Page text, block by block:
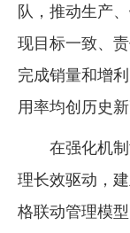
队，推动生产
现目标一致、
完成销量和增
用率均创历史
在强化机
理长效驱动，
格联动管理模